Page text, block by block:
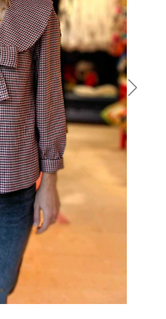
Dikim
1 Stokta
Craft and
Çiçek Desenli
Hakim Yaka
Dikim Elbise
₺4.500,00
Kullanılabilirlik:
var
BOY:
GÖĞÜS:
BEL: